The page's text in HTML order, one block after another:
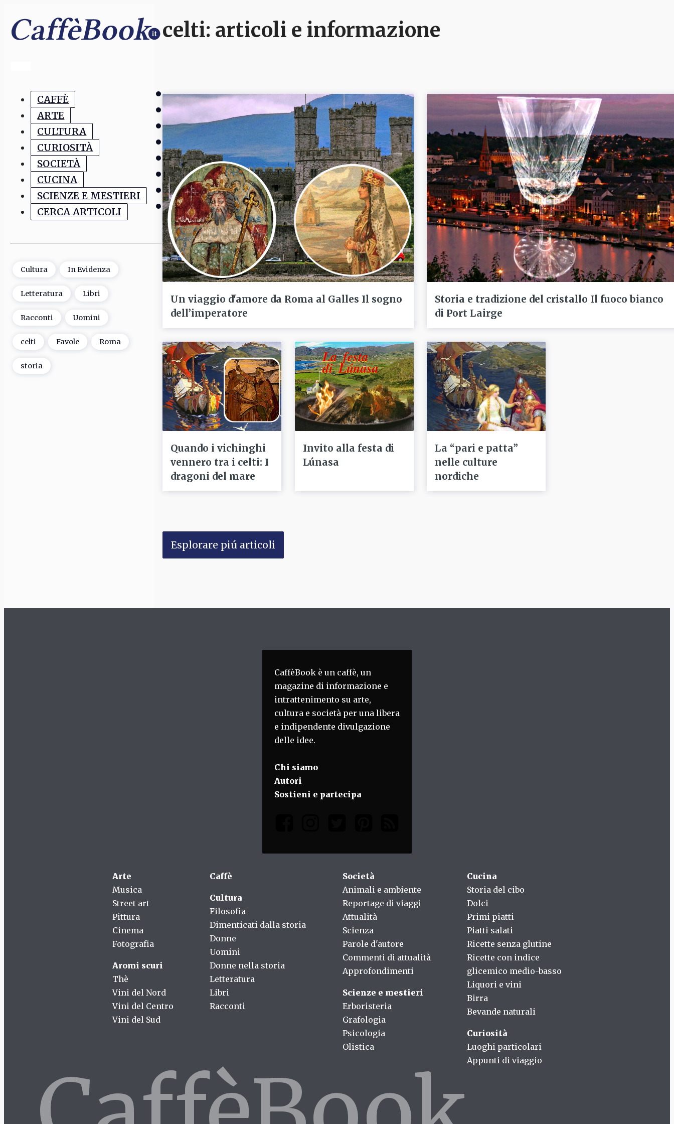
CAFFÈ
ARTE
CULTURA
CURIOSITÀ
SOCIETÀ
CUCINA
SCIENZE E MESTIERI
CERCA ARTICOLI
Cultura In Evidenza
Letteratura Libri
Racconti Uomini
celti Favole Roma
storia
celti: articoli e informazione
Un viaggio d'amore da Roma al Galles Il sogno
dell’imperatore
Storia e tradizione del cristallo Il fuoco bianco
di Port Lairge
Quando i vichinghi
vennero tra i celti: I
dragoni del mare
Invito alla festa di
Lúnasa
La “pari e patta”
nelle culture
nordiche
Esplorare piú articoli
CaffèBook è un caffè, un
magazine di informazione e
intrattenimento su arte,
cultura e società per una libera
e indipendente divulgazione
delle idee.
Chi siamo
Autori
Sostieni e partecipa
Arte
Musica
Street art
Pittura
Cinema
Fotografia
Aromi scuri
Thè
Vini del Nord
Vini del Centro
Vini del Sud
Caffè
Cultura
Filosofia
Dimenticati dalla storia
Donne
Uomini
Donne nella storia
Letteratura
Libri
Racconti
Società
Animali e ambiente
Reportage di viaggi
Attualità
Scienza
Parole d'autore
Commenti di attualità
Approfondimenti
Scienze e mestieri
Erboristeria
Grafologia
Psicologia
Olistica
Cucina
Storia del cibo
Dolci
Primi piatti
Piatti salati
Ricette senza glutine
Ricette con indice
glicemico medio-basso
Liquori e vini
Birra
Bevande naturali
Curiosità
Luoghi particolari
Appunti di viaggio